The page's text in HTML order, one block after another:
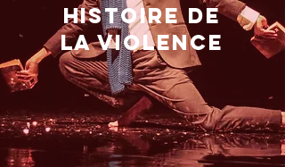
histoirede
la violence